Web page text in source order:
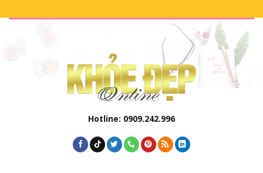
Hotline: 0909.242.996